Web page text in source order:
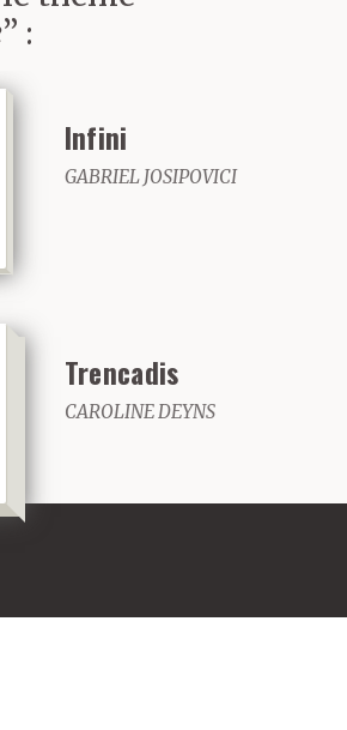
” :
Infini
GABRIEL JOSIPOVICI
Trencadis
CAROLINE DEYNS